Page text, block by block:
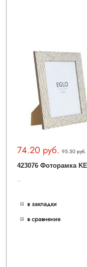
74.20 руб. 95.50 руб.
..
в закладки
в сравнение